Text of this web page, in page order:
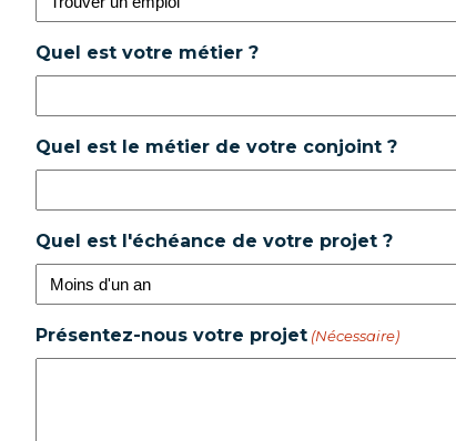
Quel est votre métier ?
Quel est le métier de votre conjoint ?
Quel est l'échéance de votre projet ?
Présentez-nous votre projet (Nécessaire)